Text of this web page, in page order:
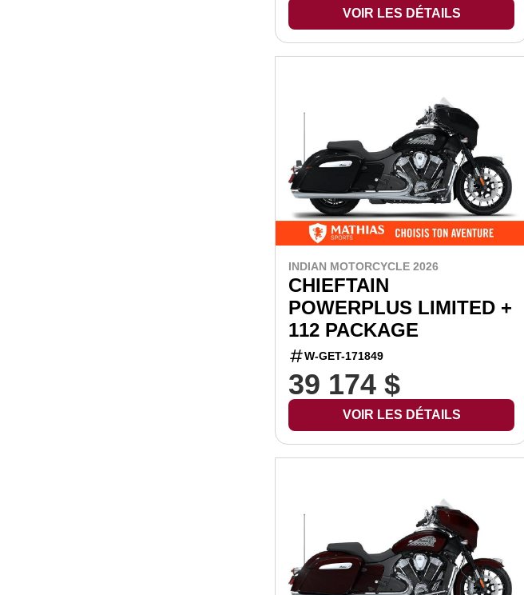
VOIR LES DÉTAILS
INDIAN MOTORCYCLE 2026
CHIEFTAIN
POWERPLUS LIMITED +
112 PACKAGE
W-GET-171849
39 174 $
VOIR LES DÉTAILS